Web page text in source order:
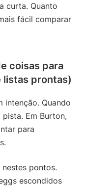
curta. Quanto
fácil comparar
coisas para
listas prontas)
intenção. Quando
Em Burton,
para
pontos.
escondidos